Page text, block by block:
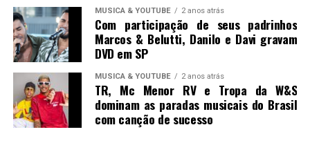
MUSICA & YOUTUBE 2 anos atrás
Com participação de seus padrinhos
Marcos & Belutti, Danilo e Davi gravam
DVD em SP
MUSICA & YOUTUBE 2 anos atrás
TR, Mc Menor RV e Tropa da W&S
dominam as paradas musicais do Brasil
com canção de sucesso